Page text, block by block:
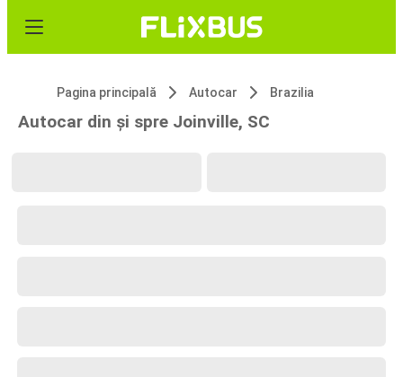
Pagina principală Autocar Brazilia
Autocar din și spre Joinville, SC